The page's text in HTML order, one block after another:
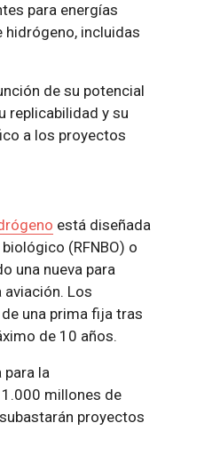
para energías
hidrógeno, incluidas
de su potencial
replicabilidad y su
a los proyectos
está diseñada
(RFNBO) o
una nueva para
Los
una prima fija tras
de 10 años.
para la
millones de
proyectos